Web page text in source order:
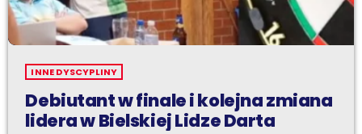
INNE DYSCYPLINY
Debiutant w finale i kolejna zmiana
lidera w Bielskiej Lidze Darta